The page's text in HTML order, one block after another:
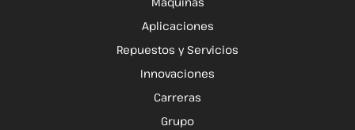
Aplicaciones
Repuestos y Servicios
Innovaciones
Carreras
Grupo